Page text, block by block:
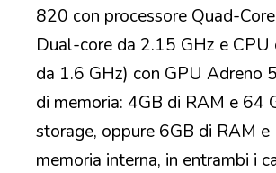
820 con processore Quad-
Dual-core da 2.15 GHz e CPU
da 1.6 GHz) con GPU Adreno
di memoria: 4GB di RAM e 64
storage, oppure 6GB di RAM
memoria interna, in entrambi i